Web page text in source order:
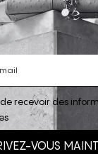
privilège
à la
recevoir des